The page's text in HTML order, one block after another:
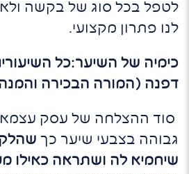
לטפל בכל סוג של בקשה
לנו פתרון מקצועי.
כימיה של השיער:כל
דפנה (המורה הבכירה
סוד ההצלחה של עסק
גבוהה בצבעי שיער כך
שיחמיא לה ושתראה כאילו